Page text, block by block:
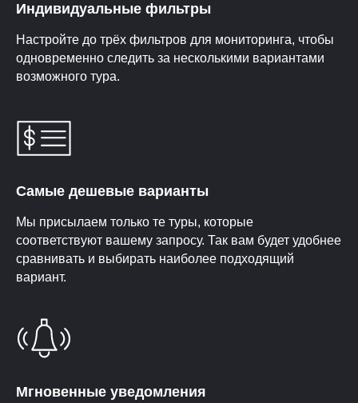
Индивидуальные фильтры
Настройте до трёх фильтров для мониторинга, чтобы
одновременно следить за несколькими вариантами
возможного тура.
Самые дешевые варианты
Мы присылаем только те туры, которые
соответствуют вашему запросу. Так вам будет удобнее
сравнивать и выбирать наиболее подходящий
вариант.
Мгновенные уведомления